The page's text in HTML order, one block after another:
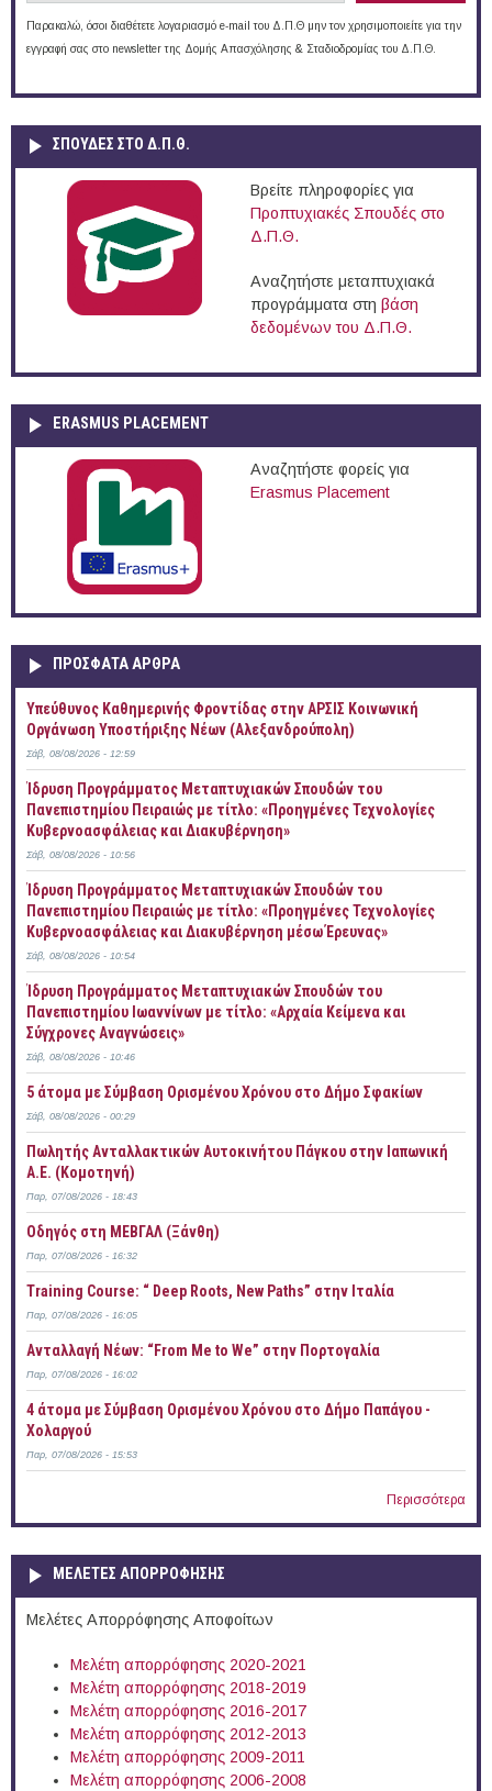
Παρακαλώ, όσοι διαθέτετε λογαριασμό e-mail του Δ.Π.Θ μην τον χρησιμοποιείτε για την
εγγραφή σας στο newsletter της Δομής Απασχόλησης & Σταδιοδρομίας του Δ.Π.Θ.
ΣΠΟΥΔΈΣ ΣΤΟ Δ.Π.Θ.
Βρείτε πληροφορίες για
Προπτυχιακές Σπουδές στο
Δ.Π.Θ.
Αναζητήστε μεταπτυχιακά
προγράμματα στη βάση
δεδομένων του Δ.Π.Θ.
ERASMUS PLACEMENT
Αναζητήστε φορείς για
Erasmus Placement
ΠΡOΣΦΑΤΑ AΡΘΡΑ
Yπεύθυνος Καθημερινής Φροντίδας στην ΑΡΣΙΣ Κοινωνική
Οργάνωση Υποστήριξης Νέων (Αλεξανδρούπολη)
Σάβ, 08/08/2026 - 12:59
Ίδρυση Προγράμματος Μεταπτυχιακών Σπουδών του
Πανεπιστημίου Πειραιώς με τίτλο: «Προηγμένες Τεχνολογίες
Κυβερνοασφάλειας και Διακυβέρνηση»
Σάβ, 08/08/2026 - 10:56
Ίδρυση Προγράμματος Μεταπτυχιακών Σπουδών του
Πανεπιστημίου Πειραιώς με τίτλο: «Προηγμένες Τεχνολογίες
Κυβερνοασφάλειας και Διακυβέρνηση μέσω Έρευνας»
Σάβ, 08/08/2026 - 10:54
Ίδρυση Προγράμματος Μεταπτυχιακών Σπουδών του
Πανεπιστημίου Ιωαννίνων με τίτλο: «Αρχαία Κείμενα και
Σύγχρονες Αναγνώσεις»
Σάβ, 08/08/2026 - 10:46
5 άτομα με Σύμβαση Ορισμένου Χρόνου στο Δήμο Σφακίων
Σάβ, 08/08/2026 - 00:29
Πωλητής Ανταλλακτικών Αυτοκινήτου Πάγκου στην Ιαπωνική
Α.Ε. (Κομοτηνή)
Παρ, 07/08/2026 - 18:43
Οδηγός στη ΜΕΒΓΑΛ (Ξάνθη)
Παρ, 07/08/2026 - 16:32
Training Course: “ Deep Roots, New Paths” στην Ιταλία
Παρ, 07/08/2026 - 16:05
Ανταλλαγή Νέων: “From Me to We” στην Πορτογαλία
Παρ, 07/08/2026 - 16:02
4 άτομα με Σύμβαση Ορισμένου Χρόνου στο Δήμο Παπάγου -
Χολαργού
Παρ, 07/08/2026 - 15:53
Περισσότερα
ΜΕΛΕΤΕΣ ΑΠΟΡΡΟΦΗΣΗΣ
Μελέτες Απορρόφησης Αποφοίτων
Μελέτη απορρόφησης 2020-2021
Μελέτη απορρόφησης 2018-2019
Μελέτη απορρόφησης 2016-2017
Μελέτη απορρόφησης 2012-2013
Μελέτη απορρόφησης 2009-2011
Μελέτη απορρόφησης 2006-2008